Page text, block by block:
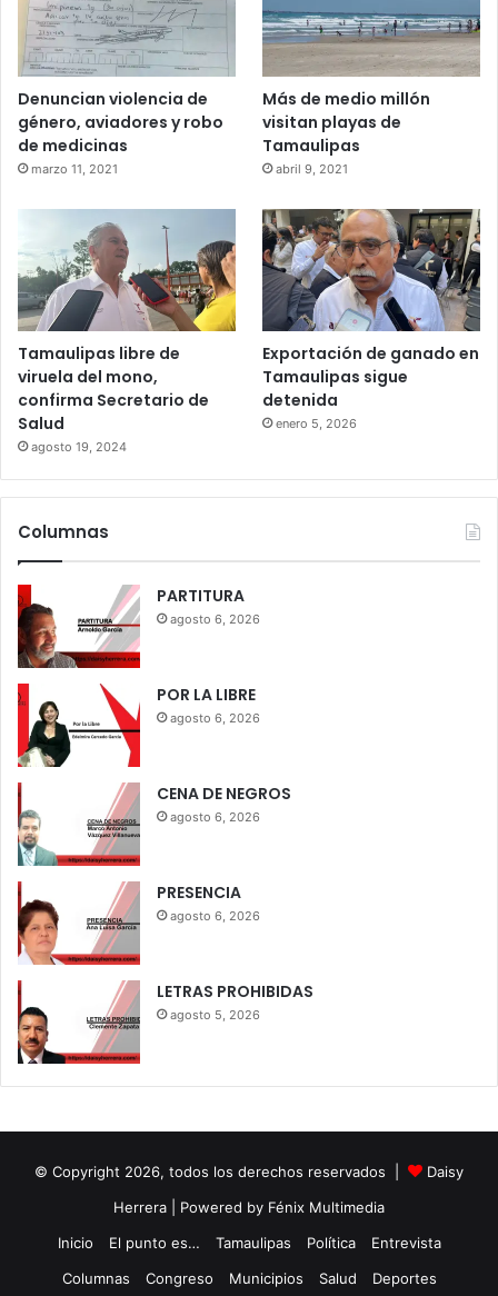
Denuncian violencia de
género, aviadores y robo
de medicinas
marzo 11, 2021
Más de medio millón
visitan playas de
Tamaulipas
abril 9, 2021
Tamaulipas libre de
viruela del mono,
confirma Secretario de
Salud
agosto 19, 2024
Exportación de ganado en
Tamaulipas sigue
detenida
enero 5, 2026
Columnas
PARTITURA
agosto 6, 2026
POR LA LIBRE
agosto 6, 2026
CENA DE NEGROS
agosto 6, 2026
PRESENCIA
agosto 6, 2026
LETRAS PROHIBIDAS
agosto 5, 2026
© Copyright 2026, todos los derechos reservados |
Daisy
Herrera | Powered by Fénix Multimedia
Inicio
El punto es… Tamaulipas Política
Entrevista
Columnas
Congreso Municipios Salud Deportes